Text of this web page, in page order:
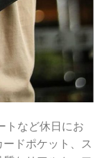
トなど休日にお
ドポケット、ス